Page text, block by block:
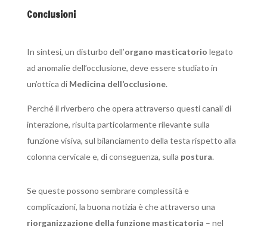
Conclusioni
In sintesi, un disturbo dell’organo masticatorio legato
ad anomalie dell’occlusione, deve essere studiato in
un’ottica di Medicina dell’occlusione.
Perché il riverbero che opera attraverso questi canali di
interazione, risulta particolarmente rilevante sulla
funzione visiva, sul bilanciamento della testa rispetto alla
colonna cervicale e, di conseguenza, sulla postura.
Se queste possono sembrare complessità e
complicazioni, la buona notizia è che attraverso una
riorganizzazione della funzione masticatoria – nel